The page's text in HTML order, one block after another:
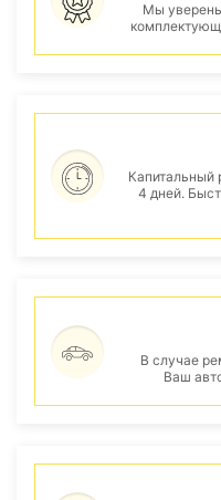
Мы
Капитальный
4 дней.
В случае
Ваш